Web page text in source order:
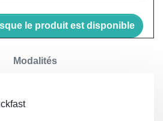
le produit est disponible
Modalités